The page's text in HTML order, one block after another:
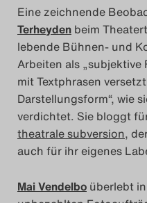
Das
Das
Eine zeichnende
Terheyden beim
lebende Bühnen- und
Arbeiten als
mit Textphrasen
Darstellungsform“, wie
verdichtet. Sie bloggt
theatrale subversion,
auch für ihr eigenes
Mai Vendelbo überlebt